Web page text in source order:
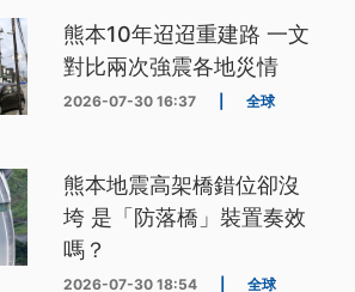
熊本10年迢迢重建路 一文
對比兩次強震各地災情
2026-07-30 16:37 全球
熊本地震高架橋錯位卻沒
垮 是「防落橋」裝置奏效
嗎？
2026-07-30 18:54 全球